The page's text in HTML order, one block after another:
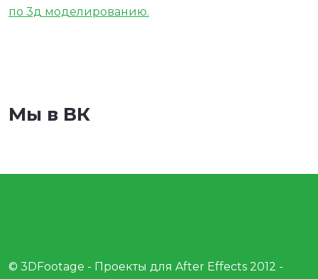
по 3д моделированию.
Мы в ВК
© 3DFootage - Проекты для After Effects 2012 -